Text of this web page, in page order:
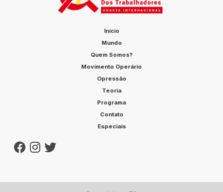
Início
Mundo
Quem Somos?
Movimento Operário
Opressão
Teoria
Programa
Contato
Especiais